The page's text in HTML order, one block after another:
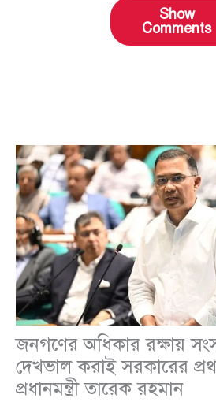
Show
Comments
জনগণের অধিকার রক্ষায়
দেখভাল করাই সরকারের
প্রধানমন্ত্রী তারেক রহমান